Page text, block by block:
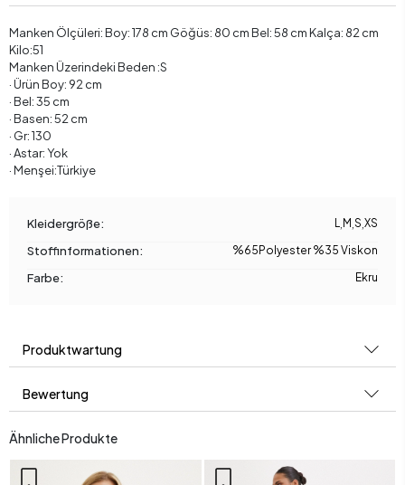
Manken Ölçüleri: Boy: 178 cm Göğüs: 80 cm Bel: 58 cm Kalça: 82 cm
Kilo:51
Manken Üzerindeki Beden :S
· Ürün Boy: 92 cm
· Bel: 35 cm
· Basen: 52 cm
· Gr: 130
· Astar: Yok
· Menşei:Türkiye
Kleidergröße: L M S XS
Stoffinformationen: %65Polyester %35 Viskon
Farbe: Ekru
Produktwartung
Bewertung
Ähnliche Produkte